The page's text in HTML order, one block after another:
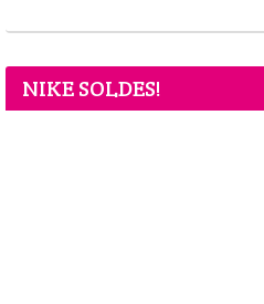
NIKE SOLDES!